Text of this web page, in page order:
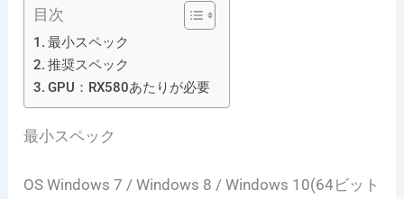
目次
最小スペック
推奨スペック
GPU：RX580あたりが必要
最小スペック
OS Windows 7 / Windows 8 / Windows 10(64ビット